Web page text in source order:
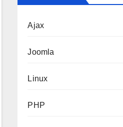
Ajax
Joomla
Linux
PHP